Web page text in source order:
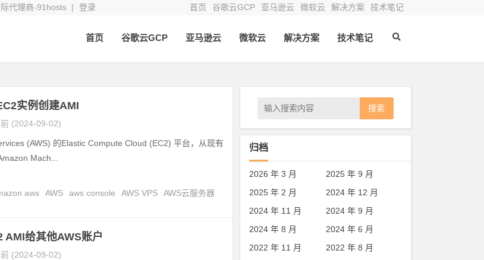
际代理商-91hosts | 登录 首页 谷歌云GCP 亚马逊云 微软云 解决方案 技术笔记
首页 谷歌云GCP 亚马逊云 微软云 解决方案 技术笔记
实例创建AMI
(2024-09-02)
(AWS) 的Elastic Compute Cloud (EC2) 平台，从现有
Mach...
aws AWS aws console AWS VPS
AWS云服务器
AMI给其他AWS账户
(2024-09-02)
搜索
归档
2026 年 3 月
2025 年 9 月
2025 年 2 月
2024 年 12 月
2024 年 11 月
2024 年 9 月
2024 年 8 月
2024 年 6 月
2022 年 11 月
2022 年 8 月